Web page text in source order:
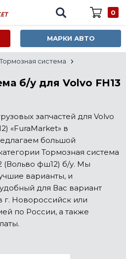
0
МАРКИ АВТО
Тормозная система
б/у для Volvo FH13
запчастей для Volvo
«FuraMarket» в
большой
Тормозная система
(Вольво фш12) б/у. Мы
варианты, и
для Вас вариант
г. Новороссийск или
по России, а также